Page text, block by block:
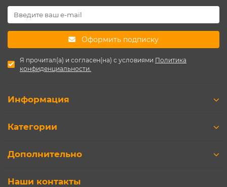
Оформить подписку
Я прочитал(а) и согласен(на) с условиями Политика
конфиденциальности.
Информация
Категории
Дополнительно
Наши контакты